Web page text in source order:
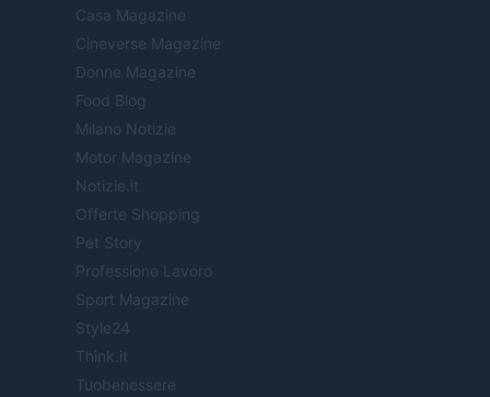
Casa Magazine
Cineverse Magazine
Donne Magazine
Food Blog
Milano Notizie
Motor Magazine
Notizie.it
Offerte Shopping
Pet Story
Professione Lavoro
Sport Magazine
Style24
Think.it
Tuobenessere